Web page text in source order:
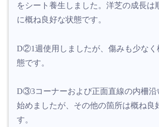
をシート養生しました。洋芝の成長は
に概ね良好な状態です。
D②1週使用しましたが、傷みも少なく
態です。
D③3コーナーおよび正面直線の内柵沿
始めましたが、その他の箇所は概ね良
す。